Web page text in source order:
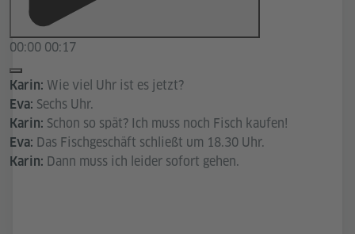
00:00 00:17
Karin: Wie viel Uhr ist es jetzt?
Eva: Sechs Uhr.
Karin: Schon so spät? Ich muss noch Fisch kaufen!
Eva: Das Fischgeschäft schließt um 18.30 Uhr.
Karin: Dann muss ich leider sofort gehen.